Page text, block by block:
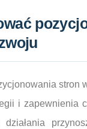
i zapewnienia